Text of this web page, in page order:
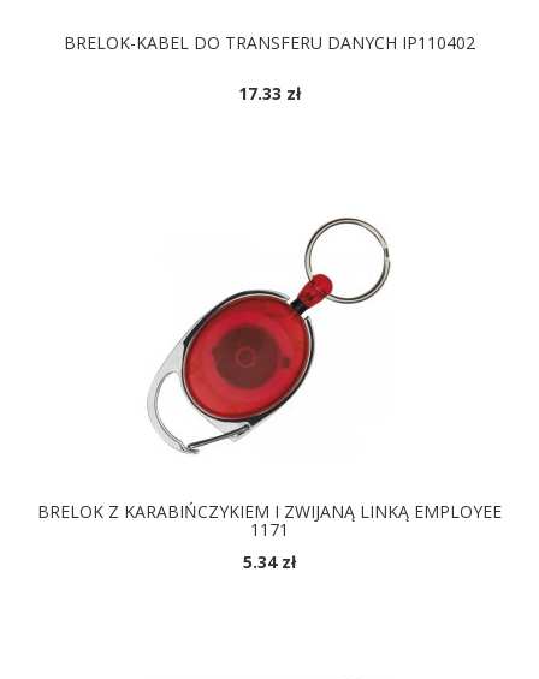
BRELOK-KABEL DO TRANSFERU DANYCH IP110402
17.33 zł
BRELOK Z KARABIŃCZYKIEM I ZWIJANĄ LINKĄ EMPLOYEE
1171
5.34 zł